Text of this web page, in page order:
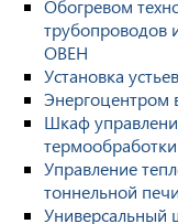
Обогревом
трубопроводов
ОВЕН
Установка
Энергоцентром
Шкаф
термообработки
Управление
тоннельной
Универсальный